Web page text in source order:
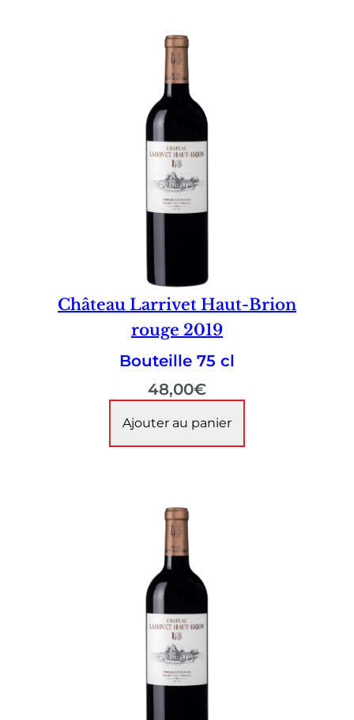
Château Larrivet Haut-Brion
rouge 2019
Bouteille 75 cl
48,00€
Ajouter au panier